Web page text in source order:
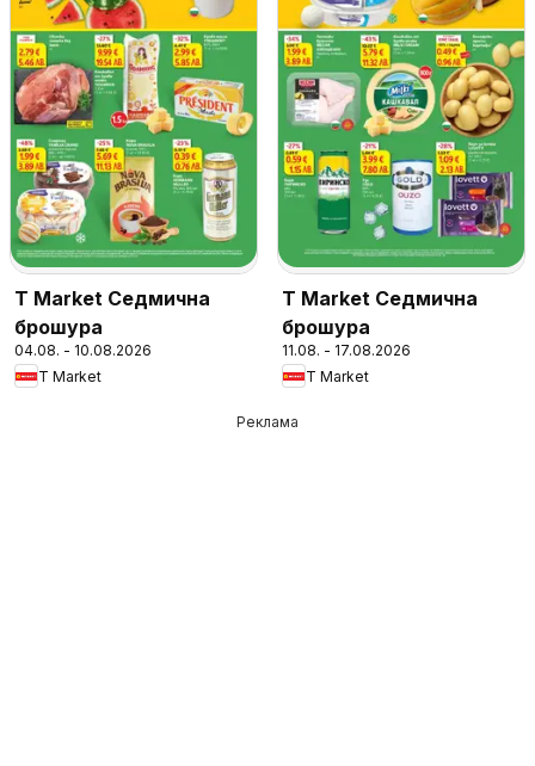
T Market Седмична
брошура
04.08. - 10.08.2026
T Market
T Market Седмична
брошура
11.08. - 17.08.2026
T Market
Реклама